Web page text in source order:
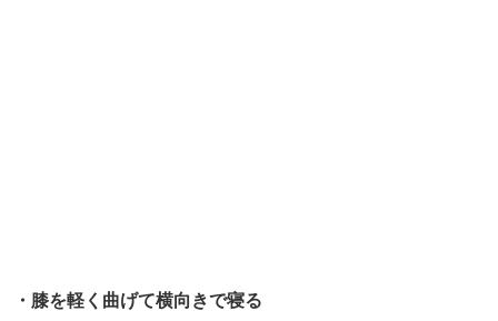
・膝を軽く曲げて横向きで寝る